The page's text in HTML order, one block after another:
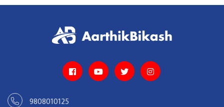
9808010125